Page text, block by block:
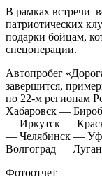
В рамках встречи
патриотических
подарки бойцам,
спецоперации.
Автопробег
завершится,
по 22-м регионам
Хабаровск —
— Иркутск —
— Челябинск —
Волгоград —
Фотоотчет